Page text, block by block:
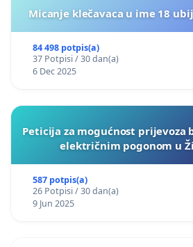
Micanje klečavaca u ime 18
84 498 potpis(a)
37 Potpisi / 30 dan(a)
6 Dec 2025
Peticija za mogućnost prijevoza
električnim pogonom u
587 potpis(a)
26 Potpisi / 30 dan(a)
9 Jun 2025